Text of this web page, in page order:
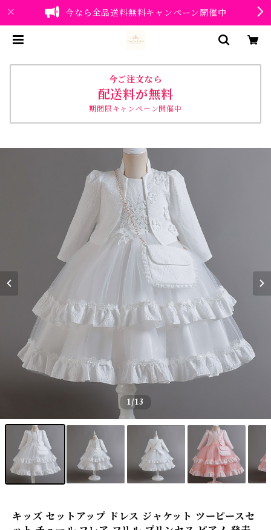
今なら全品送料無料キャンペーン開催中
今ご注文なら
配送料が無料
期間限キャンペーン開催中
1/13
キッズ セットアップ ドレス ジャケット ツーピースセ